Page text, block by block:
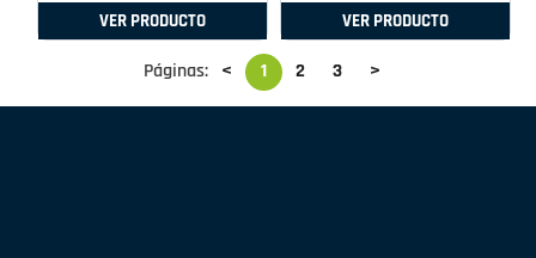
VER PRODUCTO VER PRODUCTO
Páginas: < 1 2 3 >